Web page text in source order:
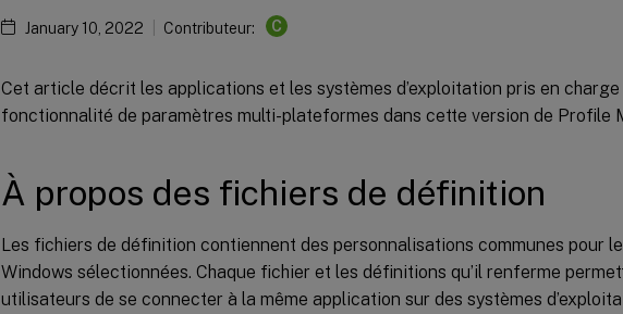
January 10, 2022 Contributeur: C
Cet article décrit les applications et les systèmes d’exploitation pris en charge
fonctionnalité de paramètres multi-plateformes dans cette version de Profile
À propos des fichiers de définition
Les fichiers de définition contiennent des personnalisations communes pour
Windows sélectionnées. Chaque fichier et les définitions qu’il renferme
utilisateurs de se connecter à la même application sur des systèmes